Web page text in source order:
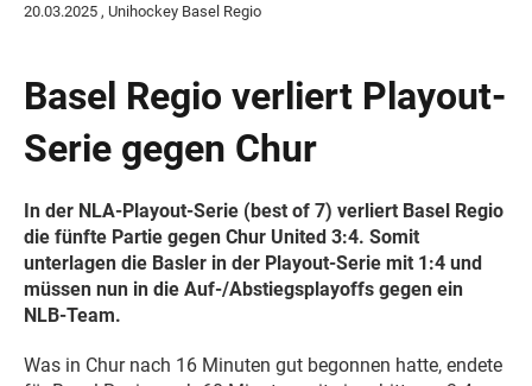
20.03.2025 , Unihockey Basel Regio
Basel Regio verliert Playout-
Serie gegen Chur
In der NLA-Playout-Serie (best of 7) verliert Basel Regio
die fünfte Partie gegen Chur United 3:4. Somit
unterlagen die Basler in der Playout-Serie mit 1:4 und
müssen nun in die Auf-/Abstiegsplayoffs gegen ein
NLB-Team.
Was in Chur nach 16 Minuten gut begonnen hatte, endete